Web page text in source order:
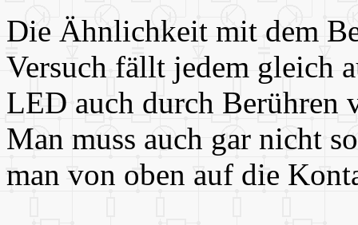
Die Ähnlichkeit mit dem
Versuch fällt jedem gleich
LED auch durch Berühren
Man muss auch gar nicht
man von oben auf die